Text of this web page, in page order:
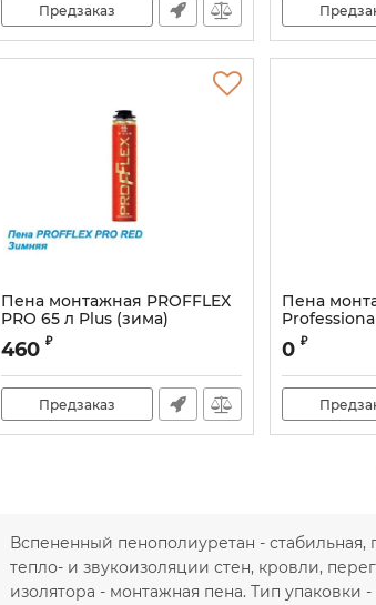
Предзаказ
Пена монтажная PROFFLEX
PRO 65 л Plus (зима)
Артикул:
460 ₽
Предзаказ
Пена
1000 г
Артикул:
0 ₽
Вспененный пенополиуретан - стабильная,
тепло- и звукоизоляции стен, кровли,
изолятора - монтажная пена. Тип упаковки